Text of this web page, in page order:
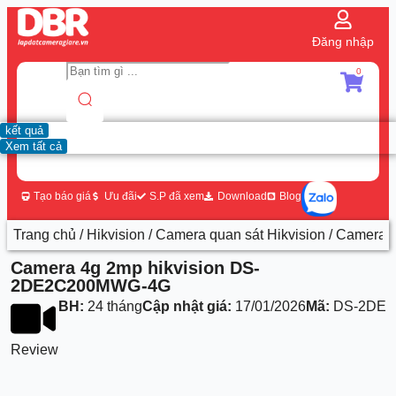
Đăng nhập
kết quả
Xem tất cả
0
Tạo báo giá Ưu đãi S.P đã xem Download Blog
Trang chủ / Hikvision /Camera quan sát Hikvision / Camera
Camera 4g 2mp hikvision DS-
2DE2C200MWG-4G
Review
BH: 24 thángCập nhật giá: 17/01/2026Mã: DS-